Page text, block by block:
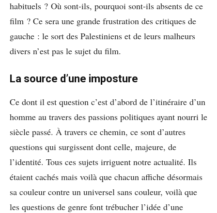
habituels ? Où sont-ils, pourquoi sont-ils absents de ce
film ? Ce sera une grande frustration des critiques de
gauche : le sort des Palestiniens et de leurs malheurs
divers n’est pas le sujet du film.
La source d’une imposture
Ce dont il est question c’est d’abord de l’itinéraire d’un
homme au travers des passions politiques ayant nourri le
siècle passé. À travers ce chemin, ce sont d’autres
questions qui surgissent dont celle, majeure, de
l’identité. Tous ces sujets irriguent notre actualité. Ils
étaient cachés mais voilà que chacun affiche désormais
sa couleur contre un universel sans couleur, voilà que
les questions de genre font trébucher l’idée d’une